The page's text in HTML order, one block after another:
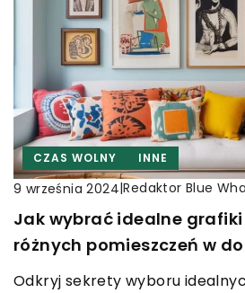
CZAS WOLNY INNE
9 września 2024|Redaktor Blue
Jak wybrać idealne
różnych pomieszczeń w
Odkryj sekrety wyboru